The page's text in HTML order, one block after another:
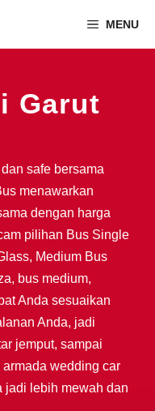
MENU
Garut
safe bersama
menawarkan
dengan harga
pilihan Bus Single
Medium Bus
bus medium,
Anda sesuaikan
Anda, jadi
jemput, sampai
wedding car
jadi lebih mewah dan